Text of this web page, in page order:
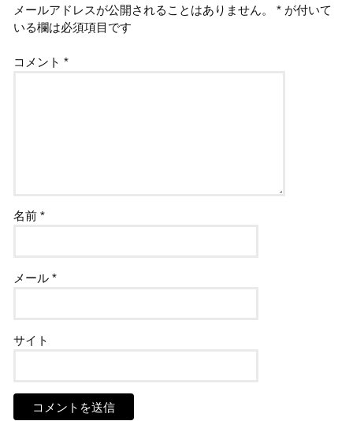
メールアドレスが公開されることはありません。 * が付いて
いる欄は必須項目です
コメント*
名前*
メール*
サイト